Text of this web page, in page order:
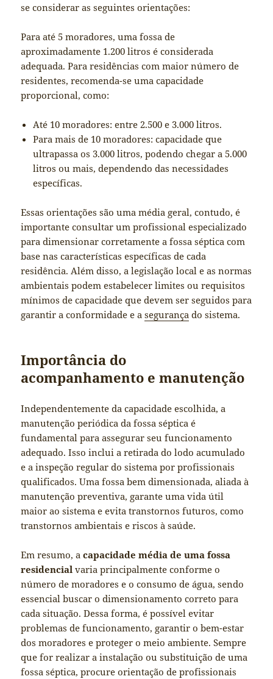
se considerar as seguintes orientações:
Para até 5 moradores, uma fossa de
aproximadamente 1.200 litros é considerada
adequada. Para residências com maior número de
residentes, recomenda-se uma capacidade
proporcional, como:
Até 10 moradores: entre 2.500 e 3.000 litros.
Para mais de 10 moradores: capacidade que
ultrapassa os 3.000 litros, podendo chegar a 5.000
litros ou mais, dependendo das necessidades
específicas.
Essas orientações são uma média geral, contudo, é
importante consultar um profissional especializado
para dimensionar corretamente a fossa séptica com
base nas características específicas de cada
residência. Além disso, a legislação local e as normas
ambientais podem estabelecer limites ou requisitos
mínimos de capacidade que devem ser seguidos para
garantir a conformidade e asegurança do sistema.
Importância do
acompanhamento e manutenção
Independentemente da capacidade escolhida, a
manutenção periódica da fossa séptica é
fundamental para assegurar seu funcionamento
adequado. Isso inclui a retirada do lodo acumulado
e a inspeção regular do sistema por profissionais
qualificados. Uma fossa bem dimensionada, aliada à
manutenção preventiva, garante uma vida útil
maior ao sistema e evita transtornos futuros, como
transtornos ambientais e riscos à saúde.
Em resumo, acapacidade média de uma fossa
residencial varia principalmente conforme o
número de moradores e o consumo de água, sendo
essencial buscar o dimensionamento correto para
cada situação. Dessa forma, é possível evitar
problemas de funcionamento, garantir o bem-estar
dos moradores e proteger o meio ambiente. Sempre
que for realizar a instalação ou substituição de uma
fossa séptica, procure orientação de profissionais